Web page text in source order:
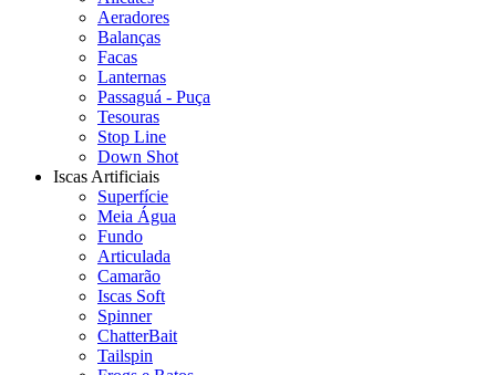
Aeradores
Balanças
Facas
Lanternas
Passaguá - Puça
Tesouras
Stop Line
Down Shot
Iscas Artificiais
Superfície
Meia Água
Fundo
Articulada
Camarão
Iscas Soft
Spinner
ChatterBait
Tailspin